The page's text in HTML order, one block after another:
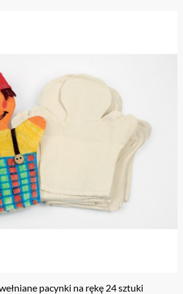
pacynki na rękę 24 sztuki